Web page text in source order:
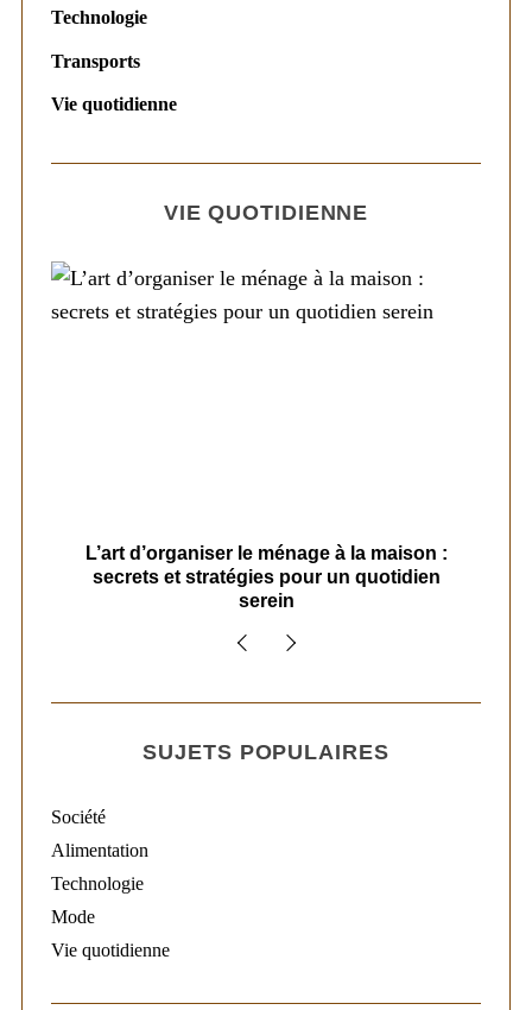
Technologie
Transports
Vie quotidienne
VIE QUOTIDIENNE
L’art d’organiser le ménage à la maison :
secrets et stratégies pour un quotidien
serein
SUJETS POPULAIRES
Société
Alimentation
Technologie
Mode
Vie quotidienne